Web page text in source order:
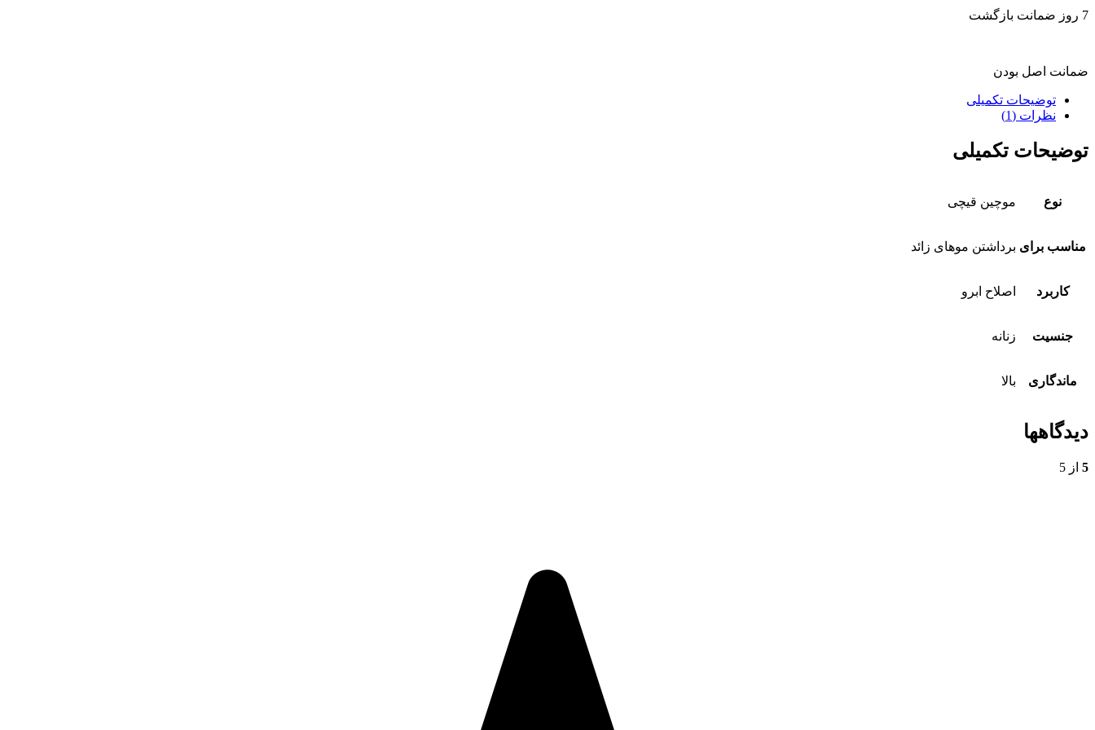
7 روز ضمانت بازگشت
ضمانت اصل بودن
توضیحات تکمیلی
نظرات (1)
توضیحات تکمیلی
نوع موچین قیچی
مناسب برای برداشتن موهای زائد
کاربرد اصلاح ابرو
جنسیت زنانه
ماندگاری بالا
دیدگاهها
5 از 5